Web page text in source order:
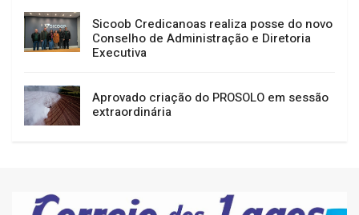
Sicoob Credicanoas realiza posse do novo
Conselho de Administração e Diretoria
Executiva
Aprovado criação do PROSOLO em sessão
extraordinária